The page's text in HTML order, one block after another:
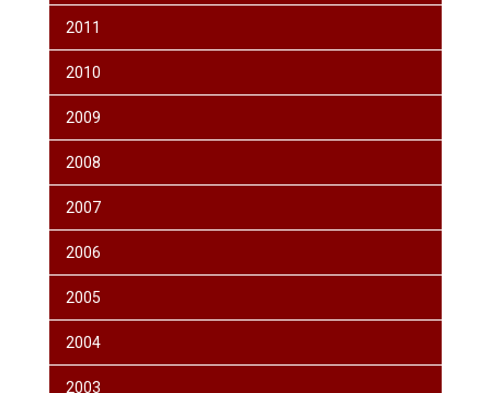
2011
2010
2009
2008
2007
2006
2005
2004
2003